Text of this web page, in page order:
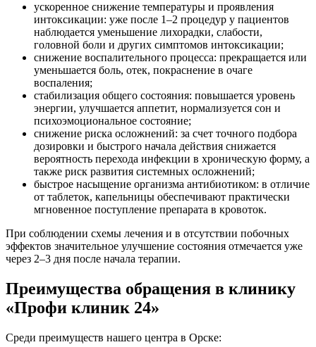
ускоренное снижение температуры и проявления
интоксикации: уже после 1–2 процедур у пациентов
наблюдается уменьшение лихорадки, слабости,
головной боли и других симптомов интоксикации;
снижение воспалительного процесса: прекращается или
уменьшается боль, отек, покраснение в очаге
воспаления;
стабилизация общего состояния: повышается уровень
энергии, улучшается аппетит, нормализуется сон и
психоэмоциональное состояние;
снижение риска осложнений: за счет точного подбора
дозировки и быстрого начала действия снижается
вероятность перехода инфекции в хроническую форму, а
также риск развития системных осложнений;
быстрое насыщение организма антибиотиком: в отличие
от таблеток, капельницы обеспечивают практически
мгновенное поступление препарата в кровоток.
При соблюдении схемы лечения и в отсутствии побочных
эффектов значительное улучшение состояния отмечается уже
через 2–3 дня после начала терапии.
Преимущества обращения в клинику
«Профи клиник 24»
Среди преимуществ нашего центра в Орске: